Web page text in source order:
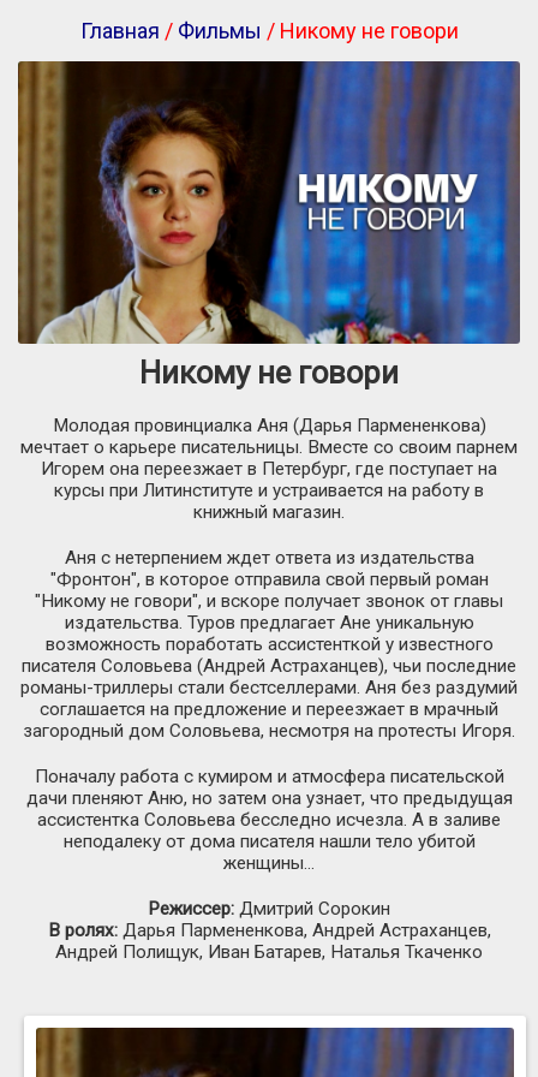
Главная / Фильмы / Никому не говори
Никому не говори
Молодая провинциалка Аня (Дарья Пармененкова)
мечтает о карьере писательницы. Вместе со своим парнем
Игорем она переезжает в Петербург, где поступает на
курсы при Литинституте и устраивается на работу в
книжный магазин.
Аня с нетерпением ждет ответа из издательства
"Фронтон", в которое отправила свой первый роман
"Никому не говори", и вскоре получает звонок от главы
издательства. Туров предлагает Ане уникальную
возможность поработать ассистенткой у известного
писателя Соловьева (Андрей Астраханцев), чьи последние
романы-триллеры стали бестселлерами. Аня без раздумий
соглашается на предложение и переезжает в мрачный
загородный дом Соловьева, несмотря на протесты Игоря.
Поначалу работа с кумиром и атмосфера писательской
дачи пленяют Аню, но затем она узнает, что предыдущая
ассистентка Соловьева бесследно исчезла. А в заливе
неподалеку от дома писателя нашли тело убитой
женщины...
Режиссер: Дмитрий Сорокин
В ролях: Дарья Пармененкова, Андрей Астраханцев,
Андрей Полищук, Иван Батарев, Наталья Ткаченко